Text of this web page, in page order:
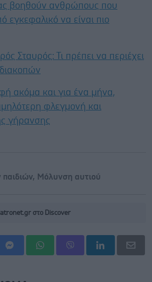
βοηθούν ανθρώπους που
να είναι πιο
Σταυρός: Τι πρέπει να περιέχει
ακόμα και για ένα μήνα,
φλεγμονή και
γήρανσης
, Μόλυνση αυτιού
στο Discover